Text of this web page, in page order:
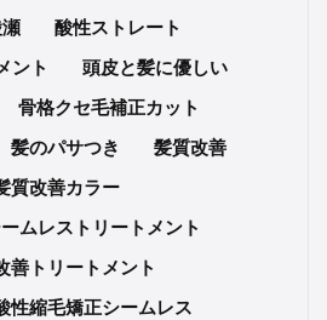
酸性ストレート
ント
頭皮と髪に優しい
骨格クセ毛補正カット
髪のパサつき
髪質改善
質改善カラー
ムレストリートメント
善トリートメント
性縮毛矯正シームレス